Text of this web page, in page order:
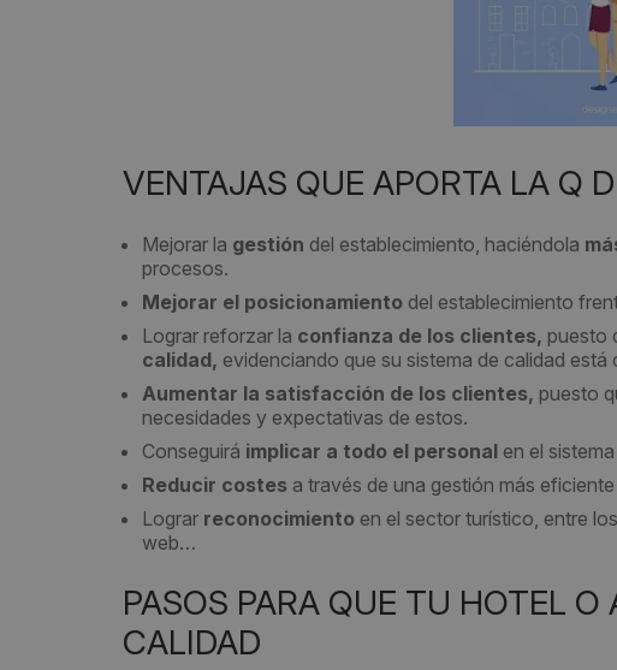
VENTAJAS QUE APORTA LA Q
Mejorar la gestión del establecimiento, haciéndola
procesos.
Mejorar el posicionamiento del establecimiento
Lograr reforzar la confianza de los clientes, puesto
calidad, evidenciando que su sistema de calidad
Aumentar la satisfacción de los clientes, puesto
necesidades y expectativas de estos.
Conseguirá implicar a todo el personal en el
Reducir costes a través de una gestión más
Lograr reconocimiento en el sector turístico, entre
web…
PASOS PARA QUE TU HOTEL
CALIDAD